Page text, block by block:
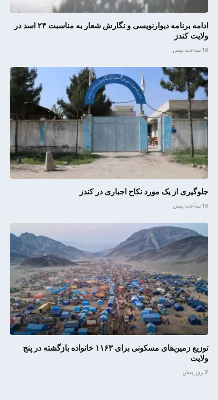
ادامه برنامه دیوارنویسی و نگارش شعار به مناسبت ۲۴ اسد در
ولایت کندز
18 ساعت پیش
جلوگیری از یک مورد نکاح اجباری در کندز
18 ساعت پیش
توزیع زمین‌های مسکونی برای ۱۱۶۳ خانواده بازگشته در پنج
ولایت
2 روز پیش